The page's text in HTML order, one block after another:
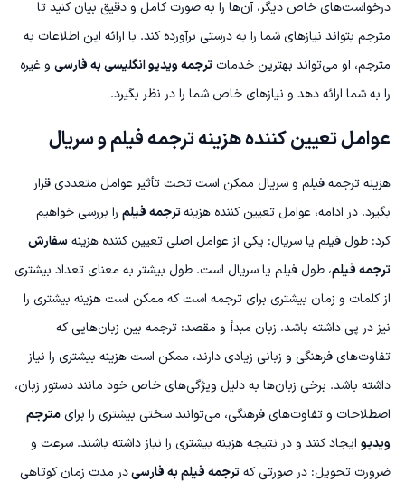
درخواست‌های خاص دیگر، آن‌ها را به صورت کامل و دقیق بیان کنید تا
مترجم بتواند نیازهای شما را به درستی برآورده کند. با ارائه این اطلاعات به
مترجم، او می‌تواند بهترین خدمات ترجمه ویدیو انگلیسی به فارسی و غیره
را به شما ارائه دهد و نیازهای خاص شما را در نظر بگیرد.
عوامل تعیین کننده هزینه ترجمه فیلم و سریال
هزینه ترجمه فیلم و سریال ممکن است تحت تأثیر عوامل متعددی قرار
بگیرد. در ادامه، عوامل تعیین کننده هزینهترجمه فیلم را بررسی خواهیم
کرد: طول فیلم یا سریال: یکی از عوامل اصلی تعیین کننده هزینهسفارش
ترجمه فیلم، طول فیلم یا سریال است. طول بیشتر به معنای تعداد بیشتری
از کلمات و زمان بیشتری برای ترجمه است که ممکن است هزینه بیشتری را
نیز در پی داشته باشد. زبان مبدأ و مقصد: ترجمه بین زبان‌هایی که
تفاوت‌های فرهنگی و زبانی زیادی دارند، ممکن است هزینه بیشتری را نیاز
داشته باشد. برخی زبان‌ها به دلیل ویژگی‌های خاص خود مانند دستور زبان،
اصطلاحات و تفاوت‌های فرهنگی، می‌توانند سختی بیشتری را برایمترجم
ویدیو ایجاد کنند و در نتیجه هزینه بیشتری را نیاز داشته باشند. سرعت و
ضرورت تحویل: در صورتی که ترجمه فیلم به فارسیدر مدت زمان کوتاهی